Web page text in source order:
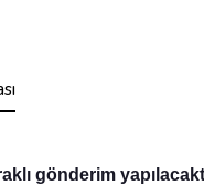
gönderim